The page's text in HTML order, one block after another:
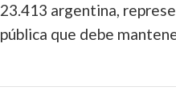
23.413 argentina,
pública que debe